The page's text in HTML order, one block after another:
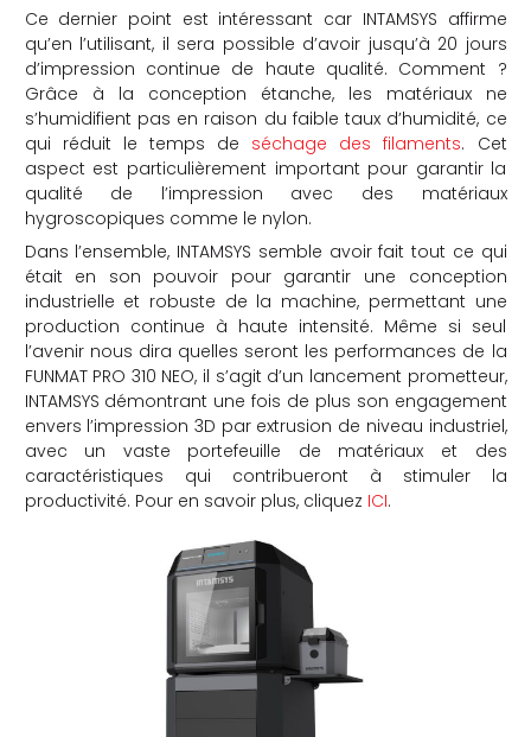
Ce dernier point est intéressant car INTAMSYS affirme
qu’en l’utilisant, il sera possible d’avoir jusqu’à 20 jours
d’impression continue de haute qualité. Comment ?
Grâce à la conception étanche, les matériaux ne
s’humidifient pas en raison du faible taux d’humidité, ce
qui réduit le temps de séchage des filaments. Cet
aspect est particulièrement important pour garantir la
qualité de l’impression avec des matériaux
hygroscopiques comme le nylon.
Dans l’ensemble, INTAMSYS semble avoir fait tout ce qui
était en son pouvoir pour garantir une conception
industrielle et robuste de la machine, permettant une
production continue à haute intensité. Même si seul
l’avenir nous dira quelles seront les performances de la
FUNMAT PRO 310 NEO, il s’agit d’un lancement prometteur,
INTAMSYS démontrant une fois de plus son engagement
envers l’impression 3D par extrusion de niveau industriel,
avec un vaste portefeuille de matériaux et des
caractéristiques qui contribueront à stimuler la
productivité. Pour en savoir plus, cliquez ICI.